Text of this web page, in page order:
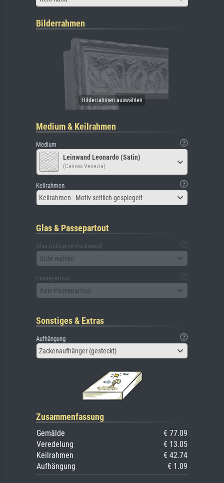
Bilderrahmen
Medium & Keilrahmen
Medium
Leinwand Leonardo (Satin)
(Canvas Venezia)
Keilrahmen
Keilrahmen - Motiv seitlich gespiegelt
Glas & Passepartout
Glas (inklusive Rückwand)
Bitte wählen
Passepartout
Kein Passepartout
Sonstiges & Extras
Aufhängung
Zackenaufhänger (gesteckt)
Zusammenfassung
Gemälde
€ 77.09
Veredelung
€ 13.05
Keilrahmen
€ 42.74
Aufhängung
€ 1.09